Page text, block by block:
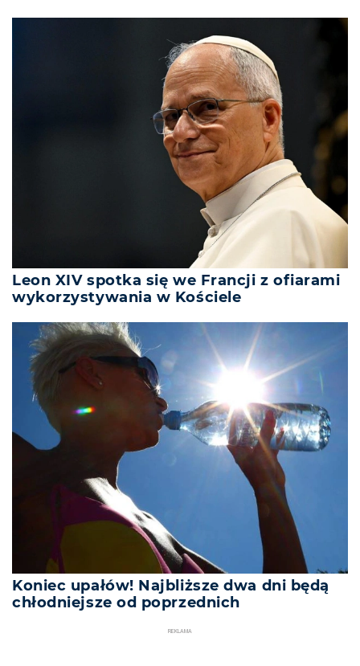
Leon XIV spotka się we Francji z ofiarami
wykorzystywania w Kościele
Koniec upałów! Najbliższe dwa dni będą
chłodniejsze od poprzednich
REKLAMA